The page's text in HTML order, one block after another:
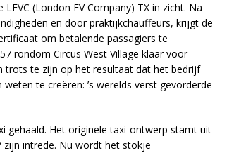
(London EV Company) TX in zicht. Na
en door praktijkchauffeurs, krijgt de
om betalende passagiers te
rondom Circus West Village klaar voor
trots te zijn op het resultaat dat het bedrijf
te creëren: ’s werelds verst gevorderde
gehaald. Het originele taxi-ontwerp stamt uit
zijn intrede. Nu wordt het stokje